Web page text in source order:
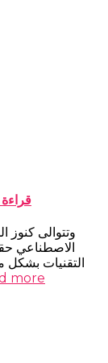
وتتوالى كنوز
الاصطناعي
التقنيات بشكل
more